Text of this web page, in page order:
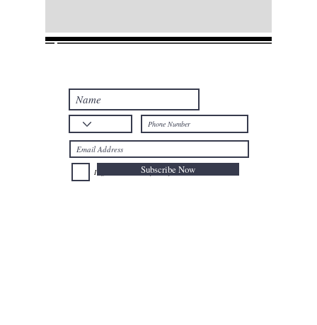
I agree to the Privacy Policy.
Subscribe Now